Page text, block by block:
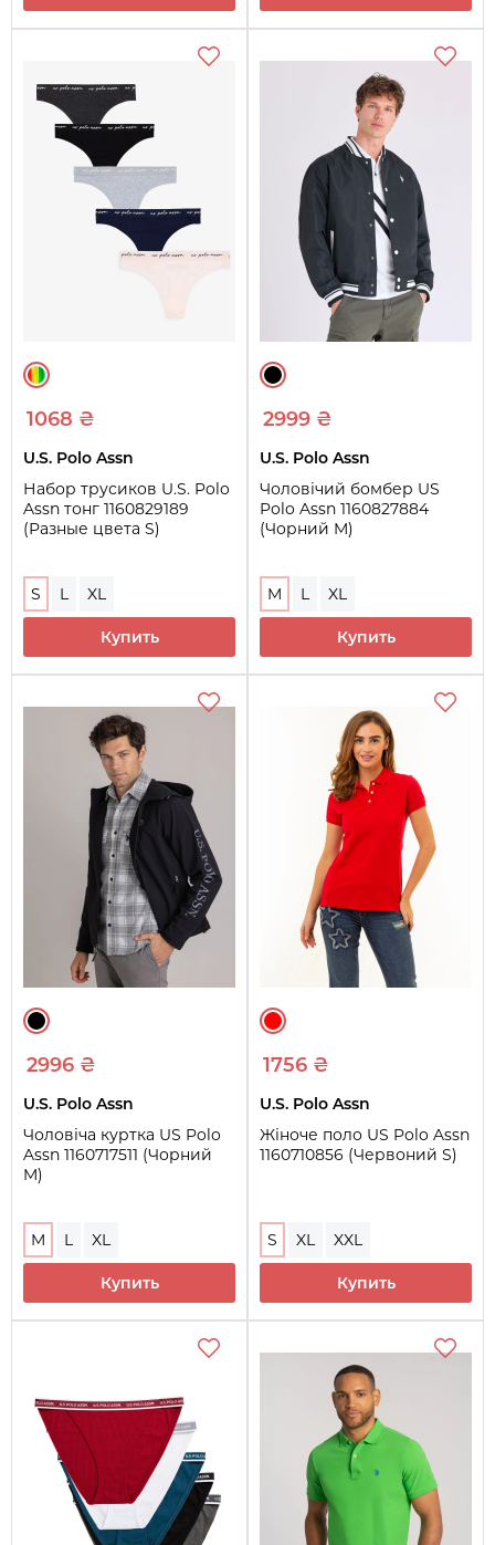
1068 ₴
U.S. Polo Assn
Набор трусиков U.S. Polo
Assn тонг 1160829189
(Разные цвета S)
S L XL
Купить
2999 ₴
U.S. Polo Assn
Чоловічий бомбер US
Polo Assn 1160827884
(Чорний M)
M L XL
Купить
2996 ₴
U.S. Polo Assn
Чоловіча куртка US Polo
Assn 1160717511 (Чорний
M)
M L XL
Купить
1756 ₴
U.S. Polo Assn
Жіноче поло US Polo Assn
1160710856 (Червоний S)
S XL XXL
Купить